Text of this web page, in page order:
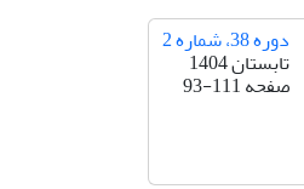
دوره 38، شماره 2
تابستان 1404
صفحه93-111